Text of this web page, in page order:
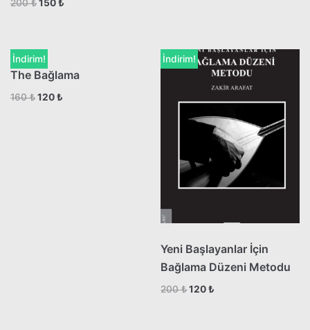
200₺150₺
İndirim!
The Bağlama
160₺120₺
İndirim!
Yeni Başlayanlar İçin
Bağlama Düzeni Metodu
200₺120₺